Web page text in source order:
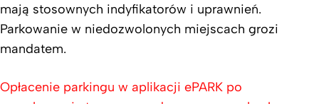
mają stosownych indyfikatorów i uprawnień.
Parkowanie w niedozwolonych miejscach grozi
mandatem.
Opłacenie parkingu w aplikacji ePARK po